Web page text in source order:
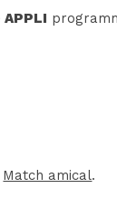
Match amical.